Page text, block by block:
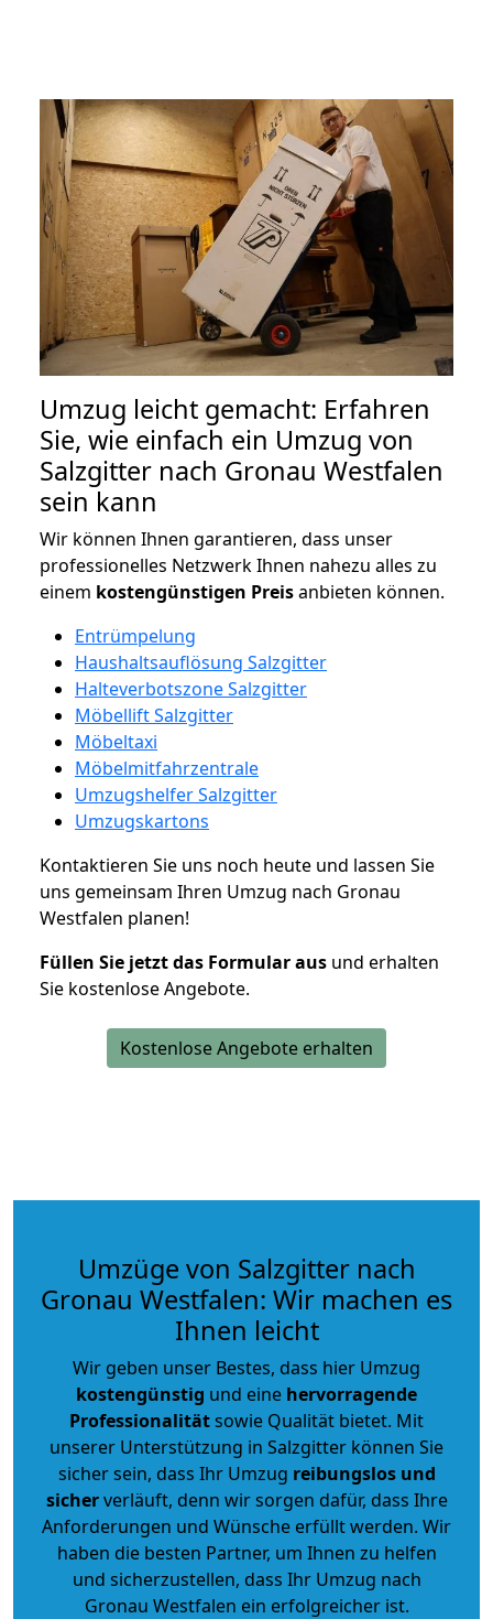
Umzug leicht gemacht: Erfahren
Sie, wie einfach ein Umzug von
Salzgitter nach Gronau Westfalen
sein kann
Wir können Ihnen garantieren, dass unser
professionelles Netzwerk Ihnen nahezu alles zu
einem kostengünstigen Preisanbieten können.
Entrümpelung
Haushaltsauflösung Salzgitter
Halteverbotszone Salzgitter
Möbellift Salzgitter
Möbeltaxi
Möbelmitfahrzentrale
Umzugshelfer Salzgitter
Umzugskartons
Kontaktieren Sie uns noch heute und lassen Sie
uns gemeinsam Ihren Umzug nach Gronau
Westfalen planen!
Füllen Sie jetzt das Formular aus und erhalten
Sie kostenlose Angebote.
Kostenlose Angebote erhalten
Umzüge von Salzgitter nach
Gronau Westfalen: Wir machen es
Ihnen leicht
Wir geben unser Bestes, dass hier Umzug
kostengünstig und eine hervorragende
Professionalitätsowie Qualität bietet. Mit
unserer Unterstützung in Salzgitter können Sie
sicher sein, dass Ihr Umzug reibungslos und
sicherverläuft, denn wir sorgen dafür, dass Ihre
Anforderungen und Wünsche erfüllt werden. Wir
haben die besten Partner, um Ihnen zu helfen
und sicherzustellen, dass Ihr Umzug nach
Gronau Westfalen ein erfolgreicher ist.